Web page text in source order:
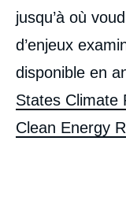
jusqu’à où
d’enjeux
disponible en
States Climate
Clean Energy